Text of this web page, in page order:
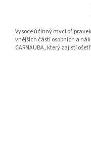
Vysoce účinný mycí
vnějších částí osobních a
CARNAUBA, který zajistí